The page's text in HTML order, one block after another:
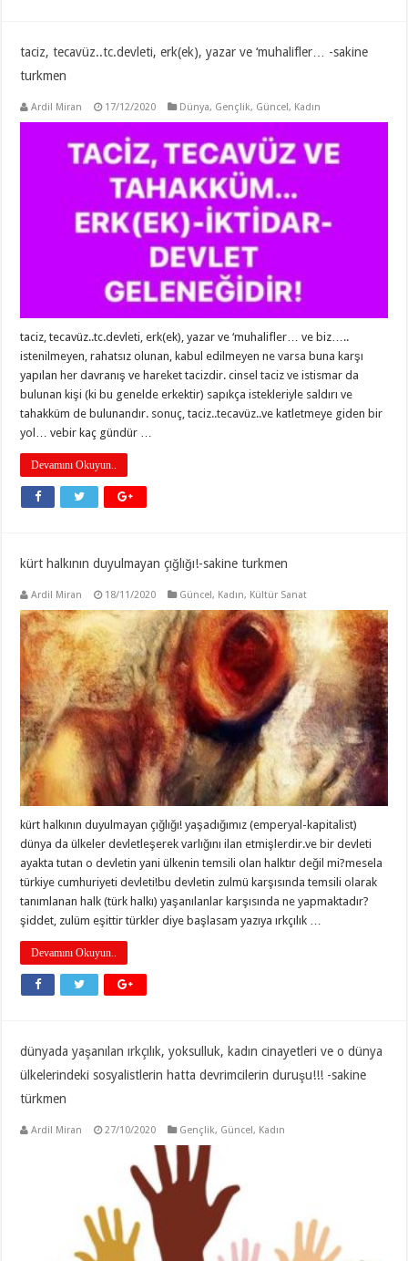
taciz, tecavüz..tc.devleti, erk(ek), yazar ve ‘muhalifler… -sakine
turkmen
Ardil Miran 17/12/2020 Dünya, Gençlik, Güncel, Kadın
taciz, tecavüz..tc.devleti, erk(ek), yazar ve ‘muhalifler… ve biz…..
istenilmeyen, rahatsız olunan, kabul edilmeyen ne varsa buna karşı
yapılan her davranış ve hareket tacizdir. cinsel taciz ve istismar da
bulunan kişi (ki bu genelde erkektir) sapıkça istekleriyle saldırı ve
tahakküm de bulunandır. sonuç, taciz..tecavüz..ve katletmeye giden bir
yol… vebir kaç gündür …
Devamını Okuyun..
kürt halkının duyulmayan çığlığı!-sakine turkmen
Ardil Miran 18/11/2020 Güncel, Kadın, Kültür Sanat
kürt halkının duyulmayan çığlığı! yaşadığımız (emperyal-kapitalist)
dünya da ülkeler devletleşerek varlığını ilan etmişlerdir.ve bir devleti
ayakta tutan o devletin yani ülkenin temsili olan halktır değil mi?mesela
türkiye cumhuriyeti devleti!bu devletin zulmü karşısında temsili olarak
tanımlanan halk (türk halkı) yaşanılanlar karşısında ne yapmaktadır?
şiddet, zulüm eşittir türkler diye başlasam yazıya ırkçılık …
Devamını Okuyun..
dünyada yaşanılan ırkçılık, yoksulluk, kadın cinayetleri ve o dünya
ülkelerindeki sosyalistlerin hatta devrimcilerin duruşu!!! -sakine
türkmen
Ardil Miran 27/10/2020 Gençlik, Güncel, Kadın